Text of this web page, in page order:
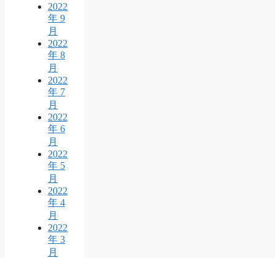
2022
年 9
月
2022
年 8
月
2022
年 7
月
2022
年 6
月
2022
年 5
月
2022
年 4
月
2022
年 3
月